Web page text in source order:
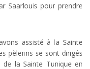
Saarlouis pour prendre
assisté à la Sainte
pèlerins se sont dirigés
la Sainte Tunique en